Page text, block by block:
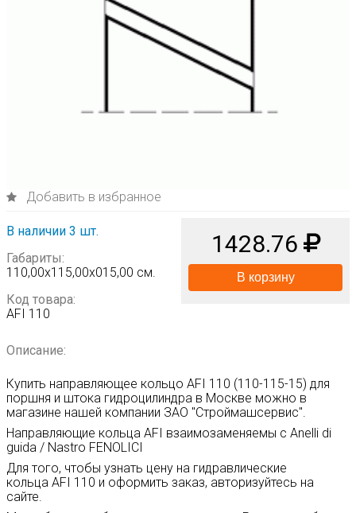
Добавить в избранное
В наличии 3 шт.
Габариты:
110,00х115,00х015,00 см.
Код товара:
AFI 110
1428.76
В корзину
Описание:
Купить направляющее кольцо AFI 110 (110-115-15) для
поршня и штока гидроцилиндра в Москве можно в
магазине нашей компании ЗАО "Строймашсервис".
Направляющие кольца AFI взаимозаменяемы с Anelli di
guida / Nastro FENOLICI
Для того, чтобы узнать цену на гидравлические
кольца AFI 110 и оформить заказ, авторизуйтесь на
сайте.